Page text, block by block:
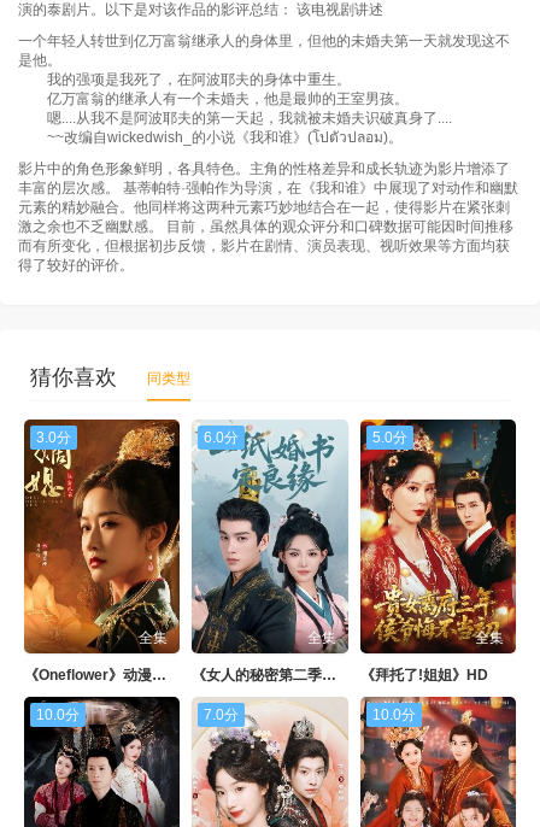
演的泰剧片。以下是对该作品的影评总结： 该电视剧讲述
一个年轻人转世到亿万富翁继承人的身体里，但他的未婚夫第一天就发现这不
是他。
我的强项是我死了，在阿波耶夫的身体中重生。
亿万富翁的继承人有一个未婚夫，他是最帅的王室男孩。
嗯....从我不是阿波耶夫的第一天起，我就被未婚夫识破真身了....
~~改编自wickedwish_的小说《我和谁》(โปตัวปลอม)。
影片中的角色形象鲜明，各具特色。主角的性格差异和成长轨迹为影片增添了
丰富的层次感。 基蒂帕特·强帕作为导演，在《我和谁》中展现了对动作和幽默
元素的精妙融合。他同样将这两种元素巧妙地结合在一起，使得影片在紧张刺
激之余也不乏幽默感。 目前，虽然具体的观众评分和口碑数据可能因时间推移
而有所变化，但根据初步反馈，影片在剧情、演员表现、视听效果等方面均获
得了较好的评价。
猜你喜欢 同类型
3.0分
全集
《Oneflower》动漫免费看
6.0分
全集
《女人的秘密第二季》日韩剧
5.0分
全集
《拜托了!姐姐》HD
10.0分 7.0分 10.0分